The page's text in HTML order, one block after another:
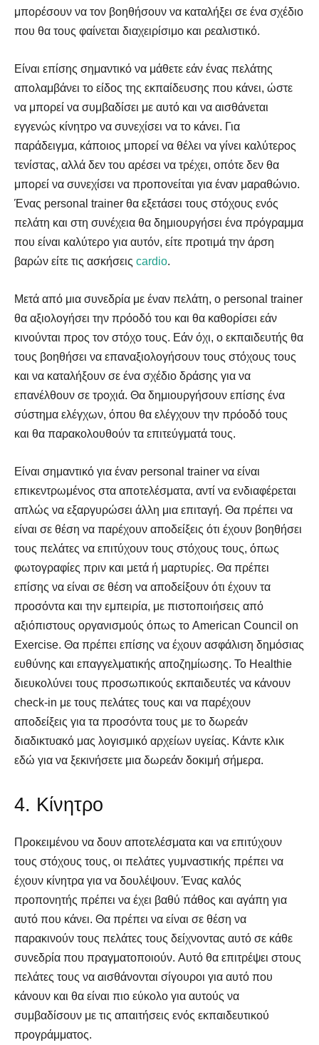
μπορέσουν να τον βοηθήσουν να καταλήξει σε ένα σχέδιο
που θα τους φαίνεται διαχειρίσιμο και ρεαλιστικό.
Είναι επίσης σημαντικό να μάθετε εάν ένας πελάτης
απολαμβάνει το είδος της εκπαίδευσης που κάνει, ώστε
να μπορεί να συμβαδίσει με αυτό και να αισθάνεται
εγγενώς κίνητρο να συνεχίσει να το κάνει. Για
παράδειγμα, κάποιος μπορεί να θέλει να γίνει καλύτερος
τενίστας, αλλά δεν του αρέσει να τρέχει, οπότε δεν θα
μπορεί να συνεχίσει να προπονείται για έναν μαραθώνιο.
Ένας personal trainer θα εξετάσει τους στόχους ενός
πελάτη και στη συνέχεια θα δημιουργήσει ένα πρόγραμμα
που είναι καλύτερο για αυτόν, είτε προτιμά την άρση
βαρών είτε τις ασκήσεις cardio.
Μετά από μια συνεδρία με έναν πελάτη, ο personal trainer
θα αξιολογήσει την πρόοδό του και θα καθορίσει εάν
κινούνται προς τον στόχο τους. Εάν όχι, ο εκπαιδευτής θα
τους βοηθήσει να επαναξιολογήσουν τους στόχους τους
και να καταλήξουν σε ένα σχέδιο δράσης για να
επανέλθουν σε τροχιά. Θα δημιουργήσουν επίσης ένα
σύστημα ελέγχων, όπου θα ελέγχουν την πρόοδό τους
και θα παρακολουθούν τα επιτεύγματά τους.
Είναι σημαντικό για έναν personal trainer να είναι
επικεντρωμένος στα αποτελέσματα, αντί να ενδιαφέρεται
απλώς να εξαργυρώσει άλλη μια επιταγή. Θα πρέπει να
είναι σε θέση να παρέχουν αποδείξεις ότι έχουν βοηθήσει
τους πελάτες να επιτύχουν τους στόχους τους, όπως
φωτογραφίες πριν και μετά ή μαρτυρίες. Θα πρέπει
επίσης να είναι σε θέση να αποδείξουν ότι έχουν τα
προσόντα και την εμπειρία, με πιστοποιήσεις από
αξιόπιστους οργανισμούς όπως το American Council on
Exercise. Θα πρέπει επίσης να έχουν ασφάλιση δημόσιας
ευθύνης και επαγγελματικής αποζημίωσης. Το Healthie
διευκολύνει τους προσωπικούς εκπαιδευτές να κάνουν
check-in με τους πελάτες τους και να παρέχουν
αποδείξεις για τα προσόντα τους με το δωρεάν
διαδικτυακό μας λογισμικό αρχείων υγείας. Κάντε κλικ
εδώ για να ξεκινήσετε μια δωρεάν δοκιμή σήμερα.
4. Κίνητρο
Προκειμένου να δουν αποτελέσματα και να επιτύχουν
τους στόχους τους, οι πελάτες γυμναστικής πρέπει να
έχουν κίνητρα για να δουλέψουν. Ένας καλός
προπονητής πρέπει να έχει βαθύ πάθος και αγάπη για
αυτό που κάνει. Θα πρέπει να είναι σε θέση να
παρακινούν τους πελάτες τους δείχνοντας αυτό σε κάθε
συνεδρία που πραγματοποιούν. Αυτό θα επιτρέψει στους
πελάτες τους να αισθάνονται σίγουροι για αυτό που
κάνουν και θα είναι πιο εύκολο για αυτούς να
συμβαδίσουν με τις απαιτήσεις ενός εκπαιδευτικού
προγράμματος.